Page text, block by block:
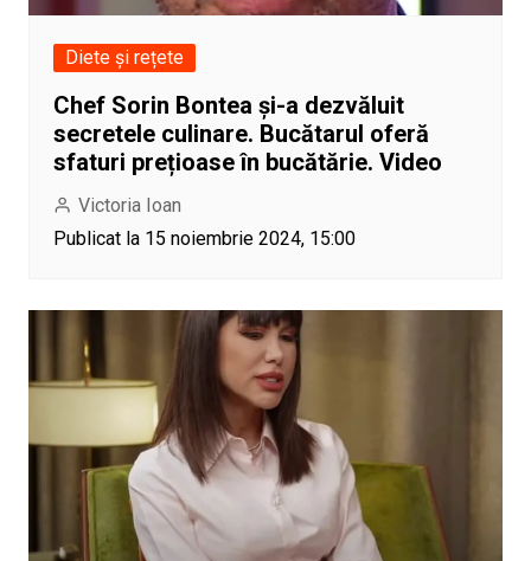
Diete și rețete
Chef Sorin Bontea și-a dezvăluit
secretele culinare. Bucătarul oferă
sfaturi prețioase în bucătărie. Video
Victoria Ioan
Publicat la 15 noiembrie 2024, 15:00